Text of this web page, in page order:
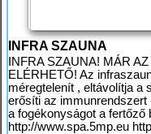
INFRA SZAUNA
INFRA SZAUNA! MÁR
ELÉRHETŐ! Az
méregtelenít , eltávolítja a
erősíti az
a fogékonyságot a fertőző
http://www.spa.5mp.eu